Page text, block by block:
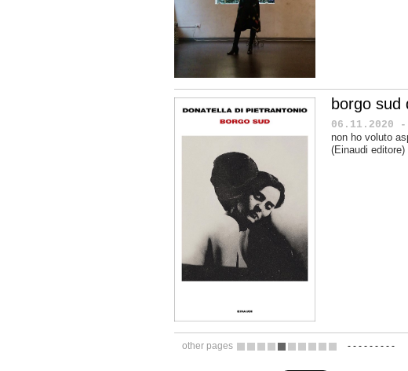
borgo sud
06.11.2020
non ho voluto
(Einaudi editore)
other pages - - - - - - - - -